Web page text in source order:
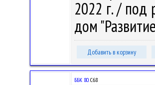
2022 г. / под
дом
Добавить в корзину
ББК 80.С68